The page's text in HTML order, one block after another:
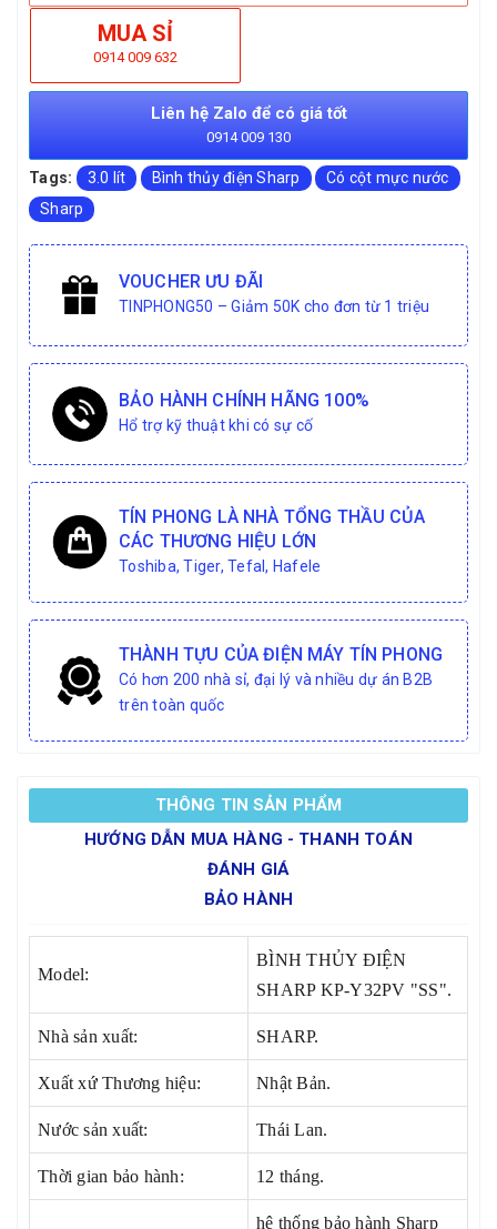
MUA SỈ
0914 009 632
Liên hệ Zalo để có giá tốt
0914 009 130
Tags: 3.0 lít Bình thủy điện Sharp
Có cột mực nước
Sharp
VOUCHER ƯU ĐÃI
TINPHONG50 – Giảm 50K cho đơn từ 1 triệu
BẢO HÀNH CHÍNH HÃNG 100%
Hổ trợ kỹ thuật khi có sự cố
TÍN PHONG LÀ NHÀ TỔNG THẦU CỦA
CÁC THƯƠNG HIỆU LỚN
Toshiba, Tiger, Tefal, Hafele
THÀNH TỰU CỦA ĐIỆN MÁY TÍN PHONG
Có hơn 200 nhà sỉ, đại lý và nhiều dự án B2B
trên toàn quốc
THÔNG TIN SẢN PHẨM
HƯỚNG DẪN MUA HÀNG - THANH TOÁN
ĐÁNH GIÁ
BẢO HÀNH
Model:
BÌNH THỦY ĐIỆN
SHARP KP-Y32PV "SS".
Nhà sản xuất: SHARP.
Xuất xứ Thương hiệu: Nhật Bản.
Nước sản xuất: Thái Lan.
Thời gian bảo hành: 12 tháng.
hệ thống bảo hành Sharp